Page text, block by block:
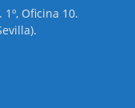
Oficina 10.